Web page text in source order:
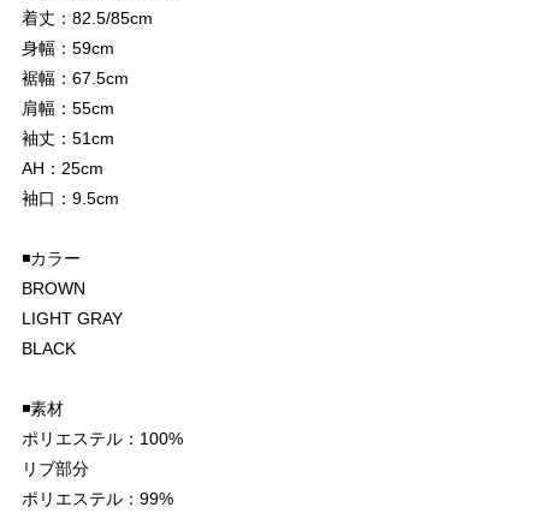
着丈：82.5/85cm
身幅：59cm
裾幅：67.5cm
肩幅：55cm
袖丈：51cm
AH：25cm
袖口：9.5cm
◾️カラー
BROWN
LIGHT GRAY
BLACK
◾️素材
ポリエステル：100%
リブ部分
ポリエステル：99%